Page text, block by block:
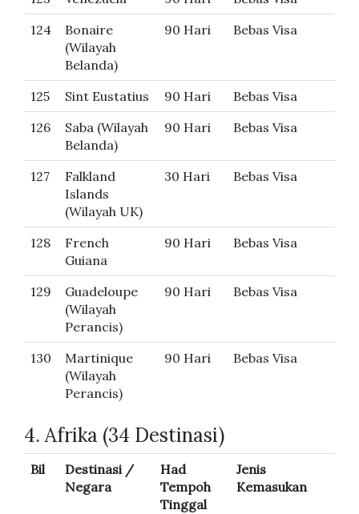
124
Bonaire
(Wilayah
Belanda)
90 Hari Bebas Visa
125 Sint Eustatius 90 Hari
Bebas Visa
126
Saba (Wilayah
Belanda)
90 Hari Bebas Visa
127
Falkland
Islands
(Wilayah UK)
30 Hari Bebas Visa
128
French
Guiana
90 Hari Bebas Visa
129
Guadeloupe
(Wilayah
Perancis)
90 Hari Bebas Visa
130
Martinique
(Wilayah
Perancis)
90 Hari Bebas Visa
4. Afrika (34 Destinasi)
Bil
Destinasi /
Negara
Had
Tempoh
Tinggal
Jenis
Kemasukan